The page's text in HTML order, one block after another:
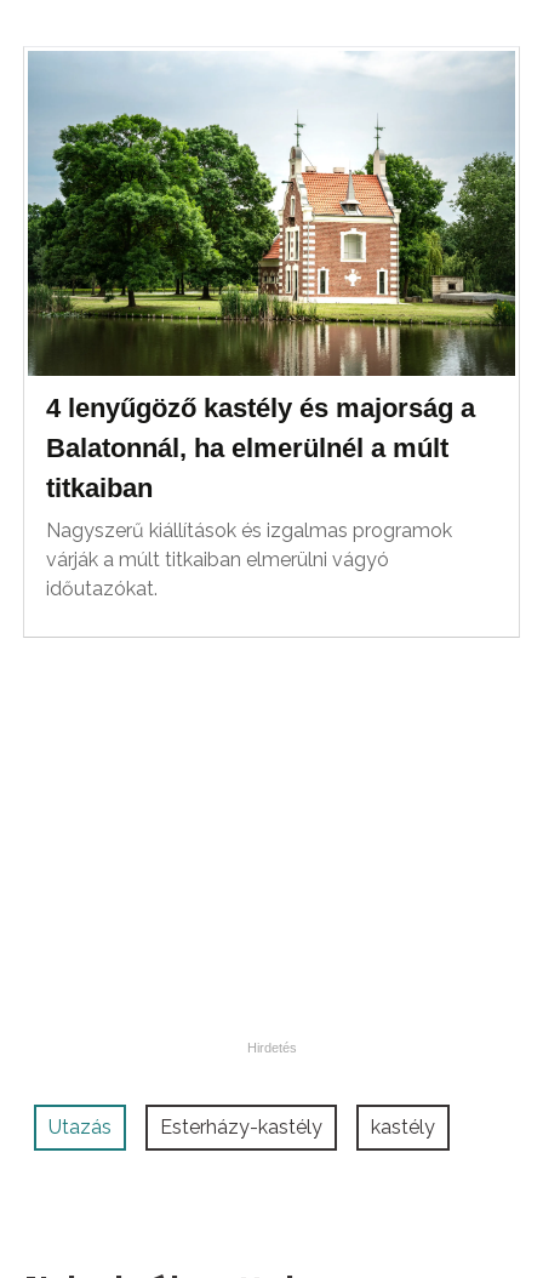
4 lenyűgöző kastély és majorság a
Balatonnál, ha elmerülnél a múlt
titkaiban
Nagyszerű kiállítások és izgalmas programok
várják a múlt titkaiban elmerülni vágyó
időutazókat.
Utazás Esterházy-kastély kastély